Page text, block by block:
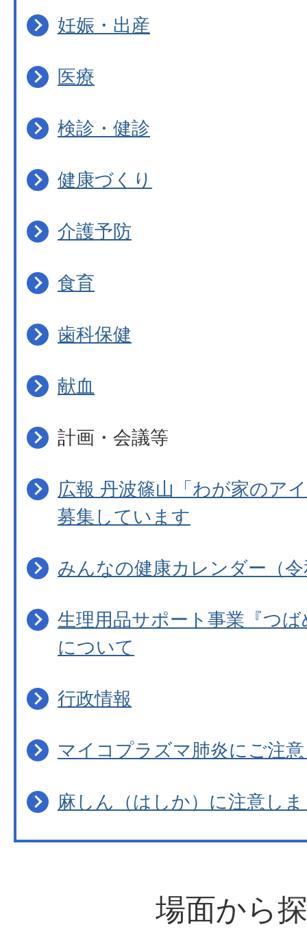
妊娠・出産
医療
検診・健診
健康づくり
介護予防
食育
歯科保健
献血
計画・会議等
広報 丹波篠山「わが家のア
募集しています
みんなの健康カレンダー（
生理用品サポート事業『つ
について
行政情報
マイコプラズマ肺炎にご注
麻しん（はしか）に注意し
場面から